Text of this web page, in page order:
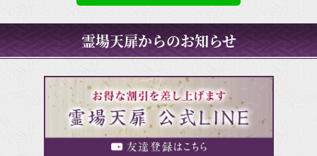
霊場天扉からのお知らせ